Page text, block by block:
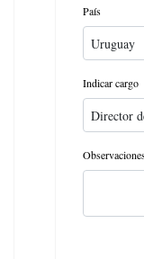
País
Indicar cargo